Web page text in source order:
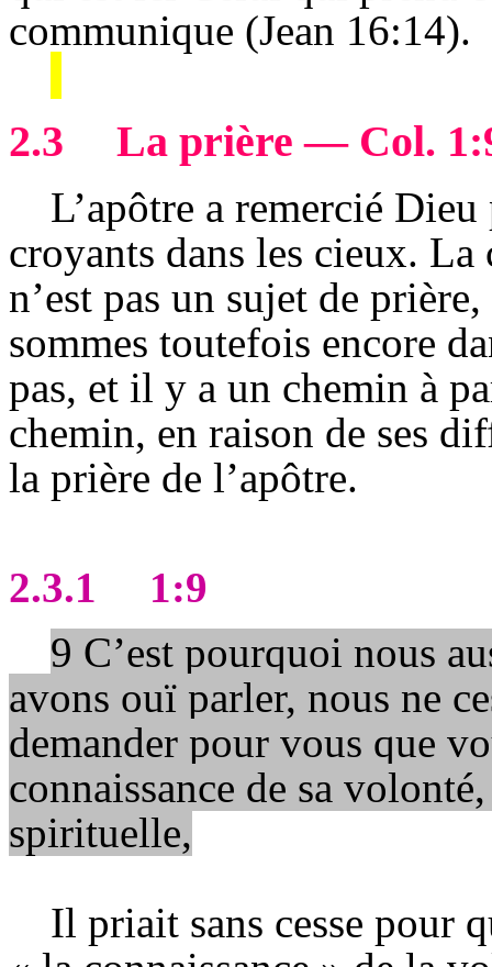
communique (Jean 16:14).
2.3 La prière — Col.
L’apôtre a remercié
croyants dans les cieux.
n’est pas un sujet de
sommes toutefois encore
pas, et il y a un chemin à
chemin, en raison de ses
la prière de l’apôtre.
2.3.1
1:9
9 C’est pourquoi nous
avons ouï parler, nous ne
demander pour vous que
connaissance de sa
spirituelle,
Il priait sans cesse pour